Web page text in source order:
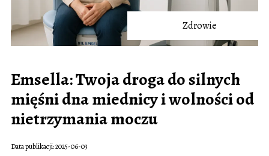
Zdrowie
Emsella: Twoja droga do silnych
mięśni dna miednicy i wolności od
nietrzymania moczu
Data publikacji: 2025-06-03